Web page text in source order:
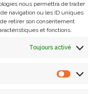
nous permettra de traiter
navigation ou les ID uniques
retirer son consentement
et fonctions.
Toujours activé